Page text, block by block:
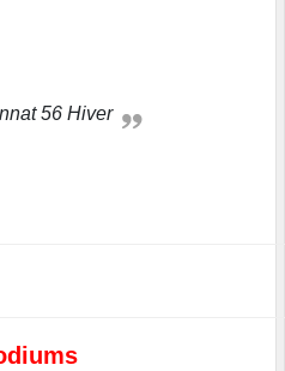
56 Hiver